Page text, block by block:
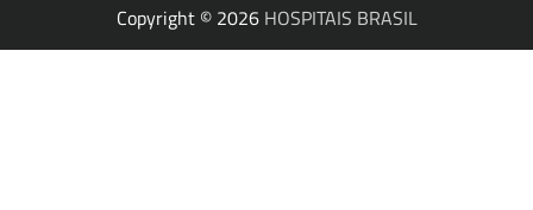
Copyright © 2026 HOSPITAIS BRASIL